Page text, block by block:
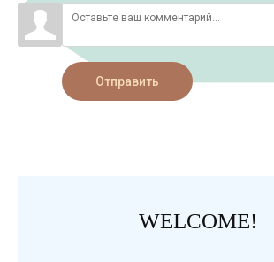
Отправить
WELCOME!